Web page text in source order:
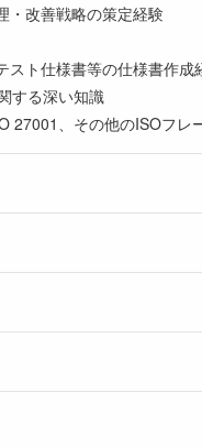
・改善戦略の策定経験
スト仕様書等の仕様書作成
する深い知識
27001、その他のISOフ